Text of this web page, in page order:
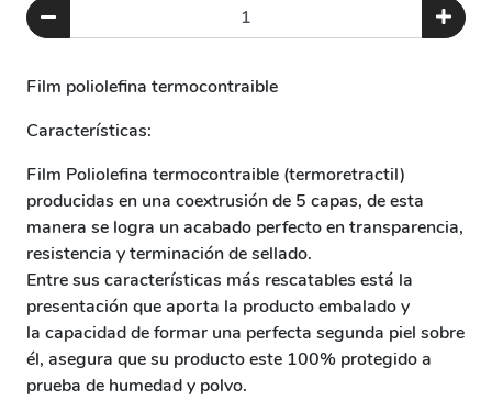
Film poliolefina termocontraible
Características:
Film Poliolefina termocontraible (termoretractil)
producidas en una coextrusión de 5 capas, de esta
manera se logra un acabado perfecto en transparencia,
resistencia y terminación de sellado.
Entre sus características más rescatables está la
presentación que aporta la producto embalado y
la capacidad de formar una perfecta segunda piel sobre
él, asegura que su producto este 100% protegido a
prueba de humedad y polvo.